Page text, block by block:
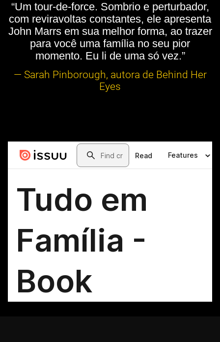
“Um tour-de-force. Sombrio e perturbador,
com reviravoltas constantes, ele apresenta
John Marrs em sua melhor forma, ao trazer
para você uma família no seu pior
momento. Eu li de uma só vez.”
— Sarah Pinborough, autora de Behind Her
Eyes